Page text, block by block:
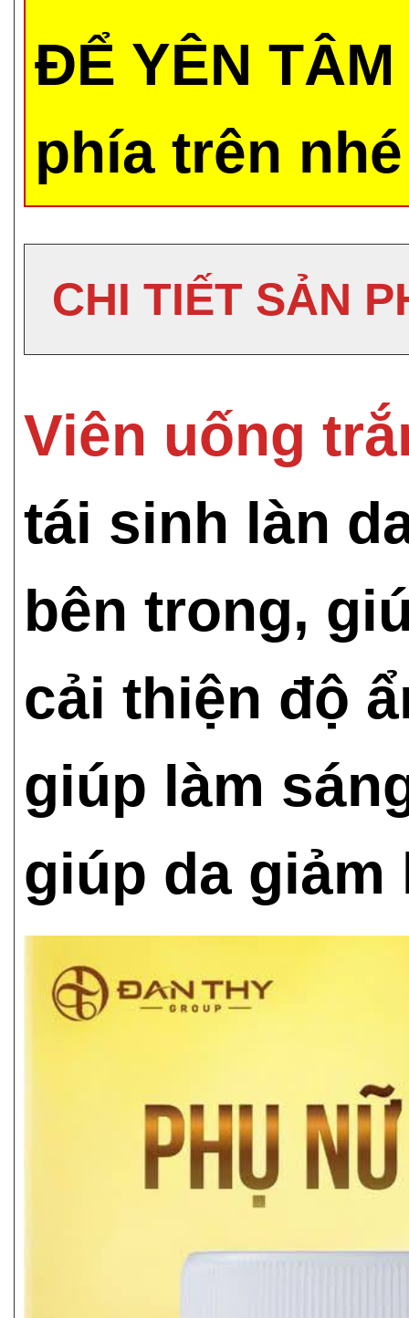
ĐỂ YÊN
phía trên
CHI TIẾT SẢN
Viên uống
tái sinh làn
bên trong,
cải thiện độ
giúp làm
giúp da giảm